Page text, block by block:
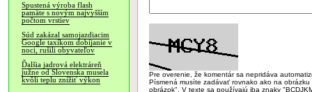
Spustená výroba flash
pamäte s novým najvyšším
počtom vrstiev
Súd zakázal samojazdiacim
Google taxíkom dobíjanie v
noci, rušili obyvateľov
Ďalšia jadrová elektráreň
južne od Slovenska musela
kvôli teplu znížiť výkon
Pre overenie, že komentár sa nepridáva
Písmená musíte zadávať rovnako ako na
obrázok". V texte sa používajú iba znaky